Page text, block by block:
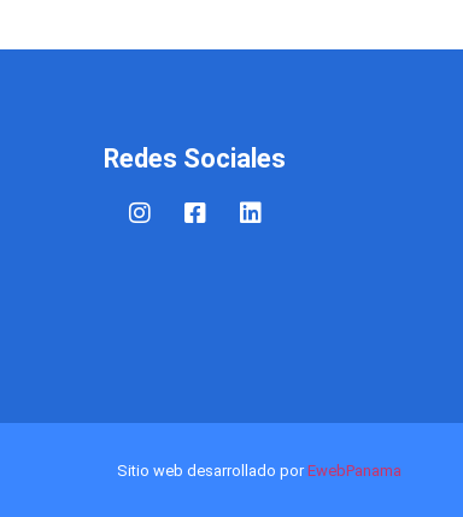
Redes Sociales
Sitio web desarrollado porEwebPanama